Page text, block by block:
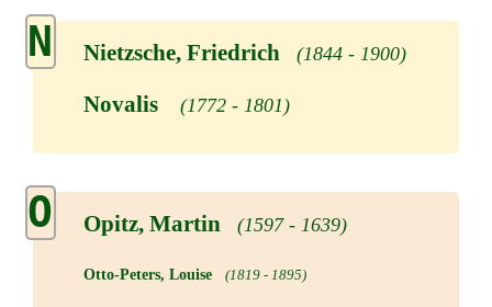
N Nietzsche, Friedrich (1844 - 1900)
Novalis (1772 - 1801)
O Opitz, Martin (1597 - 1639)
Otto-Peters, Louise (1819 - 1895)